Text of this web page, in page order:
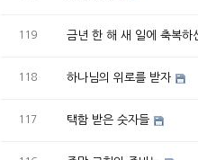
119 금년 한 해 새 일에 축복하
118 하나님의 위로를 받자
117 택함 받은 숫자들